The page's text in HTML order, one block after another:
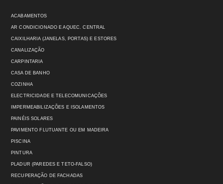
ACABAMENTOS
AR CONDICIONADO E AQUEC. CENTRAL
CAIXILHARIA (JANELAS, PORTAS) E ESTORES
CANALIZAÇÃO
CARPINTARIA
CASA DE BANHO
COZINHA
ELECTRICIDADE E TELECOMUNICAÇÕES
IMPERMEABILIZAÇÕES E ISOLAMENTOS
PAINÉIS SOLARES
PAVIMENTO FLUTUANTE OU EM MADEIRA
PISCINA
PINTURA
PLADUR (PAREDES E TETO-FALSO)
RECUPERAÇÃO DE FACHADAS